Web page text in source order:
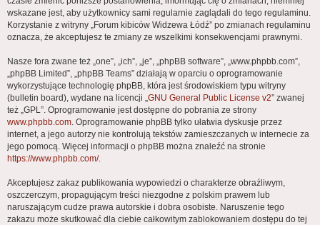
wskazane jest, aby użytkownicy sami regularnie zaglądali do tego regulaminu.
Korzystanie z witryny „Forum kibiców Widzewa Łódź” po zmianach regulaminu
oznacza, że akceptujesz te zmiany ze wszelkimi konsekwencjami prawnymi.
Nasze fora zwane też „one”, „ich”, „je”, „phpBB software”, „www.phpbb.com”,
„phpBB Limited”, „phpBB Teams” działają w oparciu o oprogramowanie
wykorzystujące technologię phpBB, która jest środowiskiem typu witryny
(bulletin board), wydane na licencji „GNU General Public License v2” zwanej
też „GPL”. Oprogramowanie jest dostępne do pobrania ze strony
www.phpbb.com. Oprogramowanie phpBB tylko ułatwia dyskusje przez
internet, a jego autorzy nie kontrolują tekstów zamieszczanych w internecie za
jego pomocą. Więcej informacji o phpBB można znaleźć na stronie
https://www.phpbb.com/.
Akceptujesz zakaz publikowania wypowiedzi o charakterze obraźliwym,
oszczerczym, propagującym treści niezgodne z polskim prawem lub
naruszającym cudze prawa autorskie i dobra osobiste. Naruszenie tego
zakazu może skutkować dla ciebie całkowitym zablokowaniem dostępu do tej